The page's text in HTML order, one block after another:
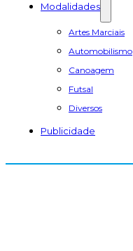
Modalidades
Artes Marciais
Automobilismo
Canoagem
Futsal
Diversos
Publicidade